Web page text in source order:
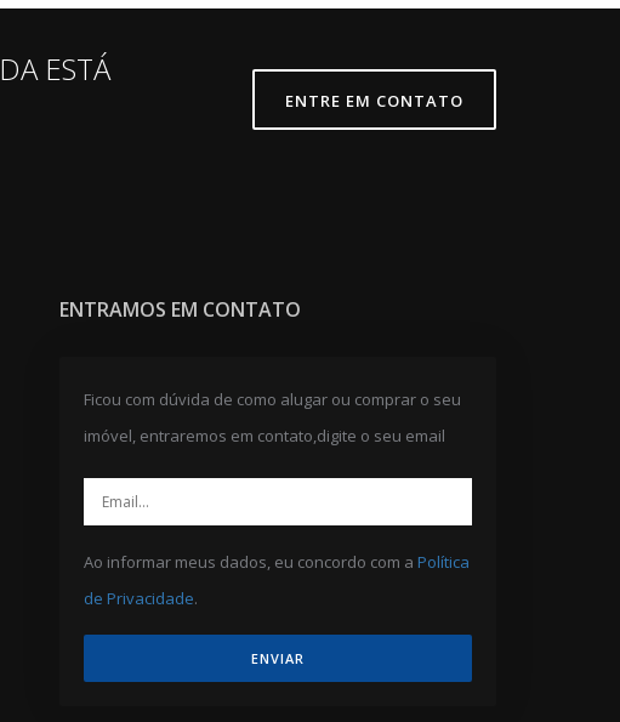
ESTÁ
ENTRE EM CONTATO
ENTRAMOS EM CONTATO
Ficou com dúvida de como alugar ou comprar o seu
imóvel, entraremos em contato,digite o seu email
Ao informar meus dados, eu concordo com a Política
de Privacidade.
ENVIAR